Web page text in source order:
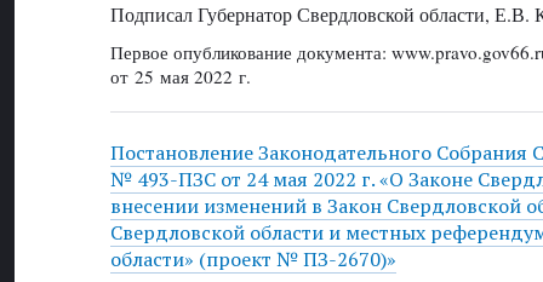
Подписал Губернатор Свердловской области, Е.В.
Первое опубликование документа:
от 25 мая 2022 г.
Постановление Законодательного Собрания
№ 493-ПЗС от 24 мая 2022 г. «О Законе
внесении изменений в Закон Свердловской
Свердловской области и местных
области» (проект № ПЗ-2670)»